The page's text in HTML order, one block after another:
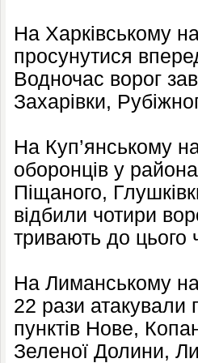
На Харківському
просунутися
Водночас ворог
Захарівки,
На Куп’янському
оборонців у
Піщаного,
відбили чотири
тривають до цього
На Лиманському
22 рази атакували
пунктів Нове,
Зеленої Долини,